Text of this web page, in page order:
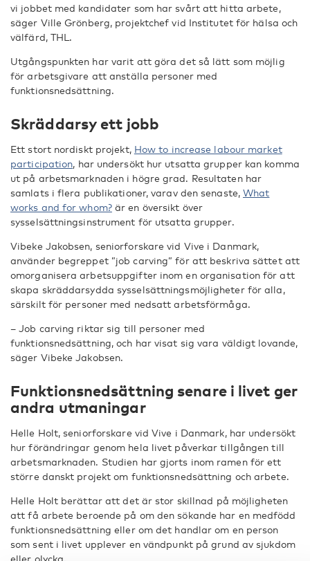
vi jobbet med kandidater som har svårt att hitta arbete,
säger Ville Grönberg, projektchef vid Institutet för hälsa och
välfärd, THL.
Utgångspunkten har varit att göra det så lätt som möjlig
för arbetsgivare att anställa personer med
funktionsnedsättning.
Skräddarsy ett jobb
Ett stort nordiskt projekt, How to increase labour market
participation, har undersökt hur utsatta grupper kan komma
ut på arbetsmarknaden i högre grad. Resultaten har
samlats i flera publikationer, varav den senaste,What
works and for whom?är en översikt över
sysselsättningsinstrument för utsatta grupper.
Vibeke Jakobsen, seniorforskare vid Vive i Danmark,
använder begreppet ”job carving” för att beskriva sättet att
omorganisera arbetsuppgifter inom en organisation för att
skapa skräddarsydda sysselsättningsmöjligheter för alla,
särskilt för personer med nedsatt arbetsförmåga.
– Job carving riktar sig till personer med
funktionsnedsättning, och har visat sig vara väldigt lovande,
säger Vibeke Jakobsen.
Funktionsnedsättning senare i livet ger
andra utmaningar
Helle Holt, seniorforskare vid Vive i Danmark, har undersökt
hur förändringar genom hela livet påverkar tillgången till
arbetsmarknaden. Studien har gjorts inom ramen för ett
större danskt projekt om funktionsnedsättning och arbete.
Helle Holt berättar att det är stor skillnad på möjligheten
att få arbete beroende på om den sökande har en medfödd
funktionsnedsättning eller om det handlar om en person
som sent i livet upplever en vändpunkt på grund av sjukdom
eller olycka.